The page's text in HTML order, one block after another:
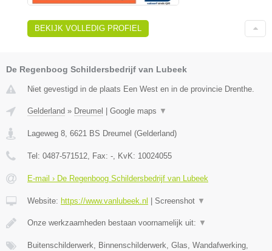
BEKIJK VOLLEDIG PROFIEL
De Regenboog Schildersbedrijf van Lubeek
Niet gevestigd in de plaats Een West en in de provincie Drenthe.
Gelderland » Dreumel | Google maps ▼
Lageweg 8 6621 BS Dreumel (Gelderland)
Tel: 0487-571512 , Fax: - , KvK: 10024055
E-mail › De Regenboog Schildersbedrijf van Lubeek
Website: https://www.vanlubeek.nl | Screenshot ▼
Onze werkzaamheden bestaan voornamelijk uit: ▼
Buitenschilderwerk, Binnenschilderwerk, Glas, Wandafwerking,